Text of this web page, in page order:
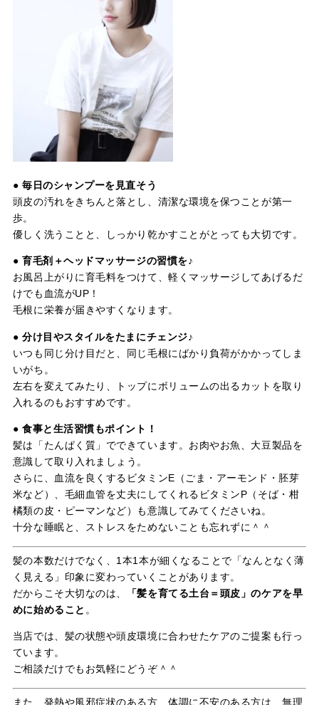
● 毎日のシャンプーを見直そう
頭皮の汚れをきちんと落とし、清潔な環境を保つことが第一
歩。
優しく洗うことと、しっかり乾かすことがとっても大切です。
● 育毛剤＋ヘッドマッサージの習慣を♪
お風呂上がりに育毛料をつけて、軽くマッサージしてあげるだ
けでも血流がUP！
毛根に栄養が届きやすくなります。
● 分け目やスタイルをたまにチェンジ♪
いつも同じ分け目だと、同じ毛根にばかり負荷がかかってしま
いがち。
左右を変えてみたり、トップにボリュームの出るカットを取り
入れるのもおすすめです。
● 食事と生活習慣もポイント！
髪は「たんぱく質」でできています。お肉やお魚、大豆製品を
意識して取り入れましょう。
さらに、血流を良くするビタミンE（ごま・アーモンド・胚芽
米など）、毛細血管を丈夫にしてくれるビタミンP（そば・柑
橘類の皮・ピーマンなど）も意識してみてくださいね。
十分な睡眠と、ストレスをためないことも忘れずに＾＾
髪の本数だけでなく、1本1本が細くなることで「なんとなく薄
く見える」印象に変わっていくことがあります。
だからこそ大切なのは、
「髪を育てる土台＝頭皮」のケアを早
めに始めること 。
当店では、髪の状態や頭皮環境に合わせたケアのご提案も行っ
ています。
ご相談だけでもお気軽にどうぞ＾＾
また、発熱や風邪症状のある方、体調に不安のある方は、無理